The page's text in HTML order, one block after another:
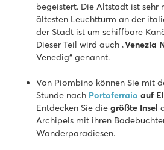
begeistert. Die Altstadt ist sehr
ältesten Leuchtturm an der
der Stadt ist um schiffbare
Dieser Teil wird auch „Venezia
Venedig“ genannt.
Von Piombino können Sie mit
Stunde nach Portoferraio auf
Entdecken Sie die größte Insel
Archipels mit ihren
Wanderparadiesen.